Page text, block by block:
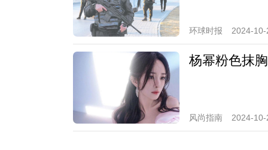
环球时报 2024-
杨幂粉色抹
风尚指南 2024-